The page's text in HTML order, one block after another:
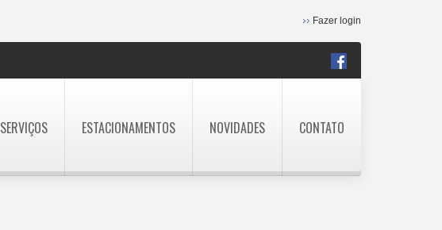
Fazer login
SERVIÇOS ESTACIONAMENTOS NOVIDADES CONTATO